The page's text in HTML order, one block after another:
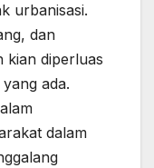
urbanisasi.
dan
kian diperluas
ada.
dalam